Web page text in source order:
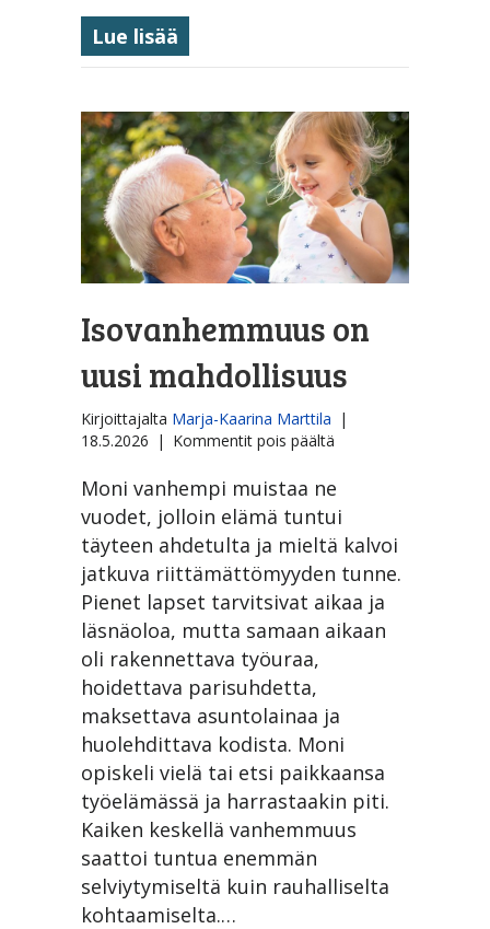
Lue lisää
Isovanhemmuus on
uusi mahdollisuus
Kirjoittajalta Marja-Kaarina Marttila |
18.5.2026 | Kommentit pois päältä
on
mahdollisuus
Moni vanhempi muistaa ne
vuodet, jolloin elämä tuntui
täyteen ahdetulta ja mieltä kalvoi
jatkuva riittämättömyyden tunne.
Pienet lapset tarvitsivat aikaa ja
läsnäoloa, mutta samaan aikaan
oli rakennettava työuraa,
hoidettava parisuhdetta,
maksettava asuntolainaa ja
huolehdittava kodista. Moni
opiskeli vielä tai etsi paikkaansa
työelämässä ja harrastaakin piti.
Kaiken keskellä vanhemmuus
saattoi tuntua enemmän
selviytymiseltä kuin rauhalliselta
kohtaamiselta.…